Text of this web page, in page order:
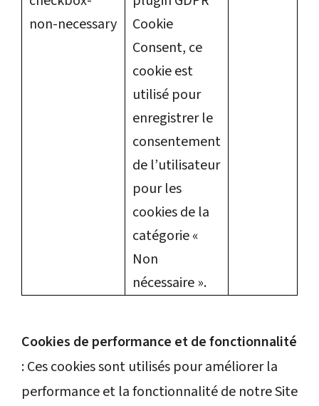
non-necessary
Cookie
Consent, ce
cookie est
utilisé pour
enregistrer le
consentement
de l’utilisateur
pour les
cookies de la
catégorie «
Non
nécessaire ».
Cookies de performance et de fonctionnalité
: Ces cookies sont utilisés pour améliorer la
performance et la fonctionnalité de notre Site